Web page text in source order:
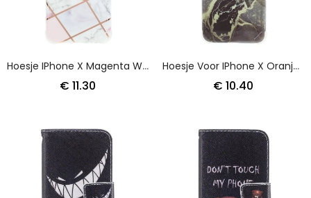
Hoesje IPhone X Magenta Wit Flitsend Geometrisch Marmer
€ 11.30
Hoesje Voor IPhone X Oranje Wit Versterkte Hoeken In Marmerstijl
€ 10.40